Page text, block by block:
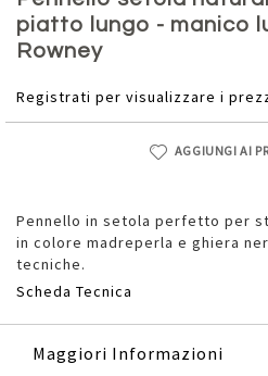
piatto lungo - manico
Rowney
Registrati per visualizzare i
AGGIUNGI AI
Pennello in setola perfetto per
in colore madreperla e ghiera
tecniche.
Scheda Tecnica
della
galleria
di
Maggiori Informazioni